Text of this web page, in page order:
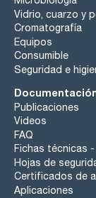
Vidrio, cuarzo y
Cromatografía
Equipos
Consumible
Seguridad e
Publicaciones
Videos
FAQ
Fichas técnicas -
Hojas de
Certificados de
Aplicaciones